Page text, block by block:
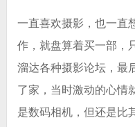
一直喜欢摄影，也一直
作，就盘算着买一部，
溜达各种摄影论坛，最
了家，当时激动的心情
是数码相机，但还是比